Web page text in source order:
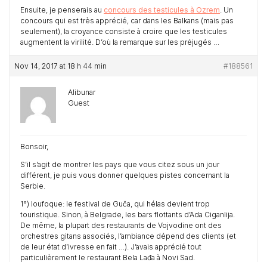
Ensuite, je penserais au concours des testicules à Ozrem. Un
concours qui est très apprécié, car dans les Balkans (mais pas
seulement), la croyance consiste à croire que les testicules
augmentent la virilité. D’où la remarque sur les préjugés …
Nov 14, 2017 at 18 h 44 min #188561
Alibunar
Guest
Bonsoir,
S’il s’agit de montrer les pays que vous citez sous un jour
différent, je puis vous donner quelques pistes concernant la
Serbie.
1°) loufoque: le festival de Guča, qui hélas devient trop
touristique. Sinon, à Belgrade, les bars flottants d’Ada Ciganlija.
De même, la plupart des restaurants de Vojvodine ont des
orchestres gitans associés, l’ambiance dépend des clients (et
de leur état d’ivresse en fait …). J’avais apprécié tout
particulièrement le restaurant Bela Lađa à Novi Sad.